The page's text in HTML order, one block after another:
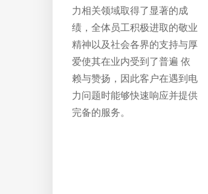
力相关领域取得了显著的成
绩，全体员工积极进取的敬业
精神以及社会各界的支持与厚
爱使其在业内受到了普遍 依
赖与赞扬，因此客户在遇到电
力问题时能够快速响应并提供
完备的服务。